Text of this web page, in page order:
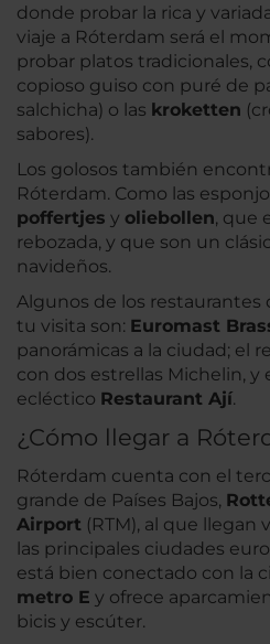
donde probar la rica y
viaje a Róterdam será el
probar platos tradicionales,
copioso guiso con puré de
salchicha) o las kroketten
sabores).
Los golosos también
Róterdam. Como las
poffertjes y oliebollen, que
rebozada, y que son un
navideños.
Algunos de los restaurantes
tu visita son: Euromast
panorámicas a la ciudad; el
con dos estrellas Michelin, y
ecléctico Restaurant Ají.
¿Cómo llegar a
Róterdam cuenta con el
grande de Países Bajos,
Airport (RTM), al que
las principales ciudades
está bien conectado con la
metro E y ofrece
bicis y escúter.